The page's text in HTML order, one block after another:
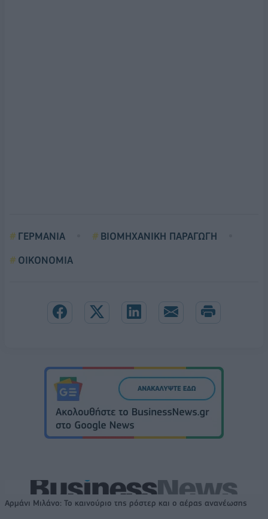
ΓΕΡΜΑΝΙΑ
ΒΙΟΜΗΧΑΝΙΚΗ ΠΑΡΑΓΩΓΗ
ΟΙΚΟΝΟΜΙΑ
Αρμάνι Μιλάνο: Το καινούριο της ρόστερ και ο αέρας ανανέωσης